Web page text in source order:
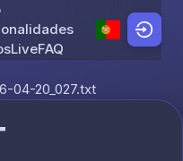
to content
LiveFAQ
04-20_027.txt